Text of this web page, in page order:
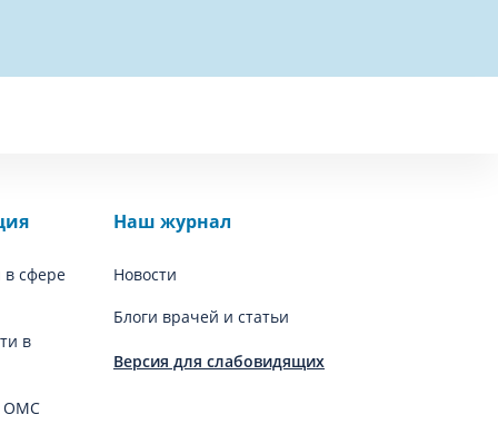
в сфере
в
ОМС
Наш журнал
Новости
Блоги врачей и статьи
Версия для слабовидящих